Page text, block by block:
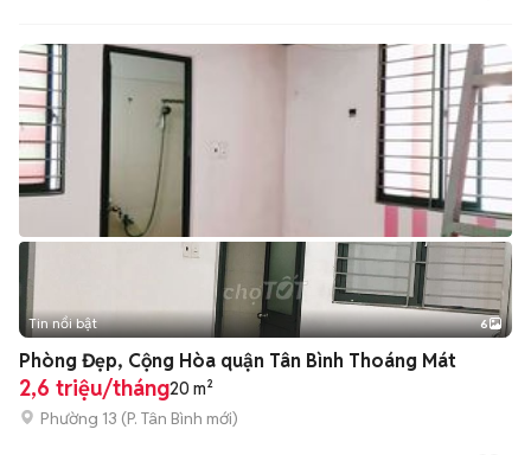
+2
Tin nổi bật 6
Phòng Đẹp, Cộng Hòa quận Tân Bình Thoáng Mát
2,6 triệu/tháng20 m²
Phường 13 (P. Tân Bình mới)